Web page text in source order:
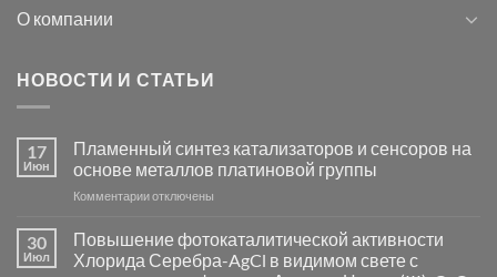
О компании
НОВОСТИ И СТАТЬИ
17
Июн
Пламенный синтез катализаторов и сенсоров на
основе металлов платиновой группы
Комментариик
Пламенный
синтез
катализаторов
отключены
30
Июл
Повышение фотокаталитической активности
Хлорида Серебра-AgCl в видимом свете с